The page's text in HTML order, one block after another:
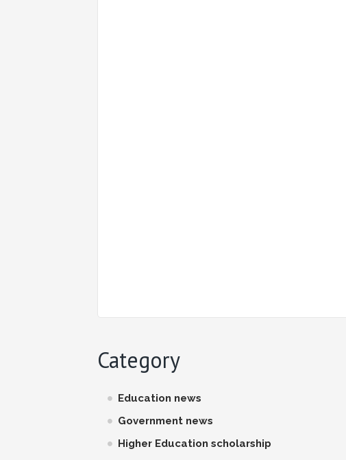
Category
Education news
Government news
Higher Education scholarship